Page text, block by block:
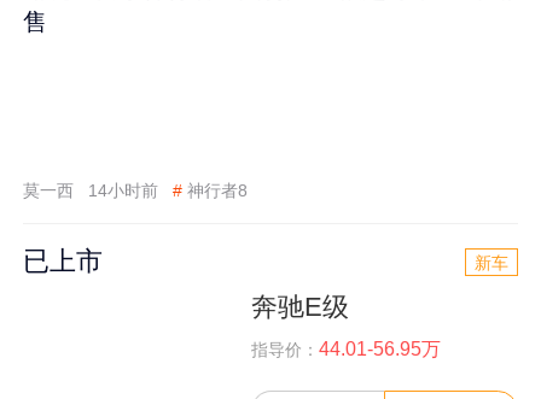
售
莫一西 14小时前 # 神行者8
已上市 新车
奔驰E级
指导价： 44.01-56.95万